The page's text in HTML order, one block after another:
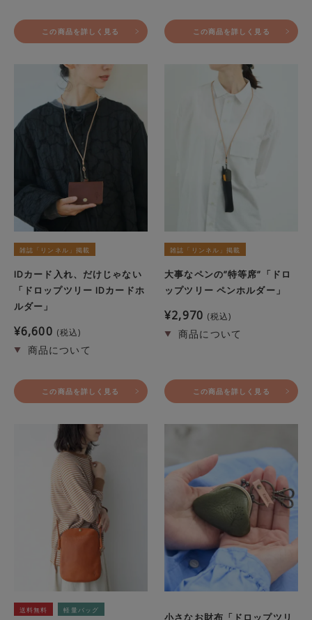
この商品を詳しく見る この商品を詳しく見る
雑誌「リンネル」掲載
IDカード入れ、だけじゃない
「ドロップツリー IDカードホ
ルダー」
¥6,600 税込
この商品を詳しく見る
雑誌「リンネル」掲載
大事なペンの”特等席”「ドロ
ップツリー ペンホルダー」
¥2,970 税込
この商品を詳しく見る
送料無料 軽量バッグ
小さなお財布「ドロップツリ